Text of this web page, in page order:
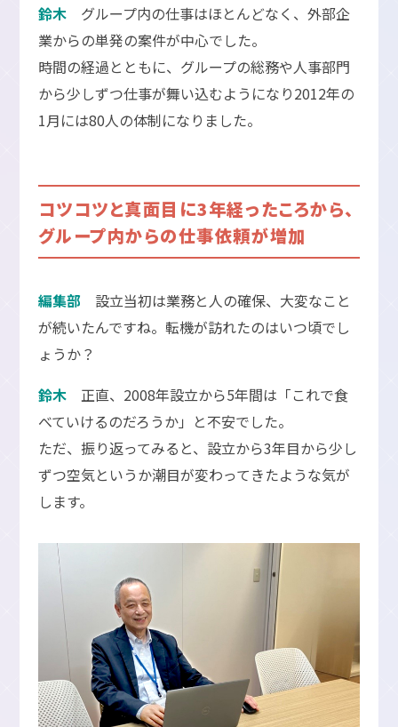
鈴木グループ内の仕事はほとんどなく、外部企
業からの単発の案件が中心でした。
時間の経過とともに、グループの総務や人事部門
から少しずつ仕事が舞い込むようになり2012年の
1月には80人の体制になりました。
コツコツと真面目に3年経ったころから、
グループ内からの仕事依頼が増加
編集部 設立当初は業務と人の確保、大変なこと
が続いたんですね。転機が訪れたのはいつ頃でし
ょうか？
鈴木正直、2008年設立から5年間は「これで食
べていけるのだろうか」と不安でした。
ただ、振り返ってみると、設立から3年目から少し
ずつ空気というか潮目が変わってきたような気が
します。